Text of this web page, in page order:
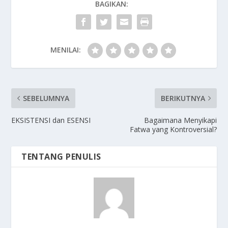
BAGIKAN:
MENILAI:
SEBELUMNYA
EKSISTENSI dan ESENSI
BERIKUTNYA
Bagaimana Menyikapi
Fatwa yang Kontroversial?
TENTANG PENULIS